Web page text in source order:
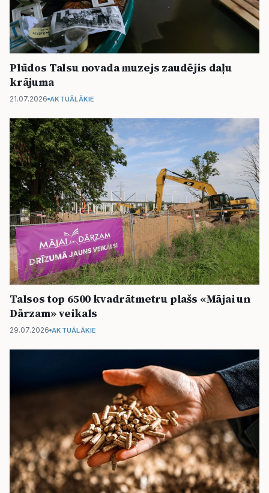
Plūdos Talsu novada muzejs zaudējis daļu
krājuma
21.07.2026 AKTUĀLĀKIE
Talsos top 6500 kvadrātmetru plašs «Mājai un
Dārzam» veikals
29.07.2026 AKTUĀLĀKIE